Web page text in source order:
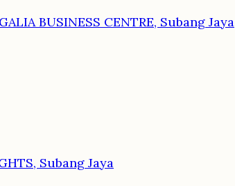
BUSINESS CENTRE, Subang Jaya
Subang Jaya